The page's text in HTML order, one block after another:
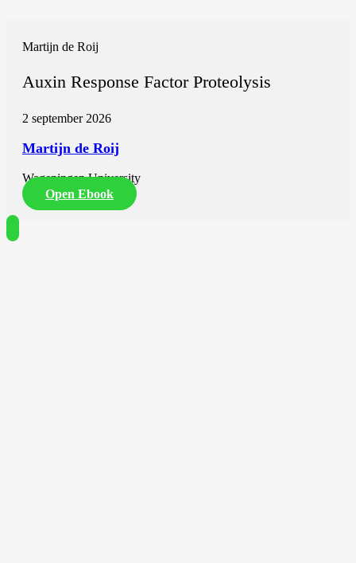
Martijn de Roij
Auxin Response Factor Proteolysis
2 september 2026
Martijn de Roij
Wageningen University
Open Ebook